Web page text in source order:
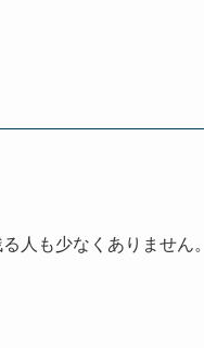
人も少なくありません。